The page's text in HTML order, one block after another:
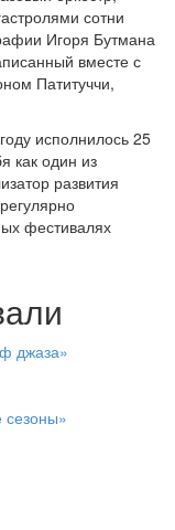
сотни
Игоря Бутмана
вместе с
Патитуччи,
исполнилось 25
как один из
развития
фестивалях
джаза»